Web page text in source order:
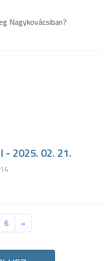
Nagykovácsiban?
- 2025. 02. 21.
6 »